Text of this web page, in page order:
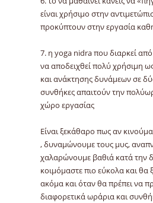
είναι χρήσιμο στην
προκύπτουν στην εργασία
7. η yoga nidra που διαρκεί
να αποδειχθεί πολύ χρήσιμη
και ανάκτησης δυνάμεων σε
συνθήκες απαιτούν την
χώρο εργασίας
Είναι ξεκάθαρο πως αν
, δυναμώνουμε τους μυς,
χαλαρώνουμε βαθιά κατά την
κοιμόμαστε πιο εύκολα και θα
ακόμα και όταν θα πρέπει να
διαφορετικά ωράρια και